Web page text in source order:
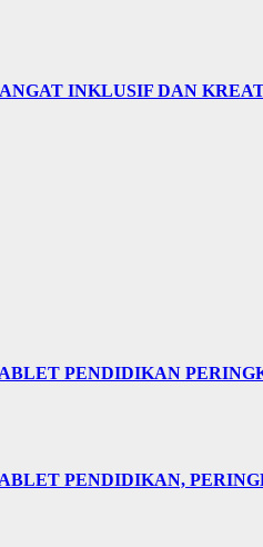
INKLUSIF DAN
PENDIDIKAN
PENDIDIKAN,